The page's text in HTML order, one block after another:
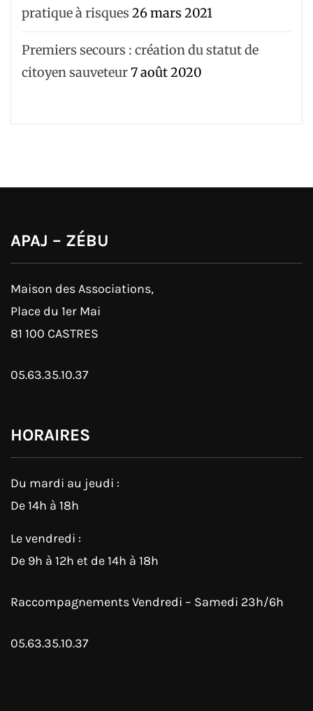
pratique à risques 26 mars 2021
Premiers secours : création du statut de
citoyen sauveteur7 août 2020
APAJ – ZÉBU
Maison des Associations,
Place du 1er Mai
81 100 CASTRES
05.63.35.10.37
HORAIRES
Du mardi au jeudi :
De 14h à 18h
Le vendredi :
De 9h à 12h et de 14h à 18h
Raccompagnements Vendredi – Samedi 23h/6h
05.63.35.10.37